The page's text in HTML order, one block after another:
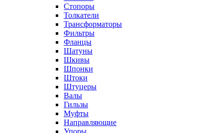
Стопоры
Толкатели
Трансформаторы
Фильтры
Фланцы
Шатуны
Шкивы
Шпонки
Штоки
Штуцеры
Валы
Гильзы
Муфты
Направляющие
Упоры